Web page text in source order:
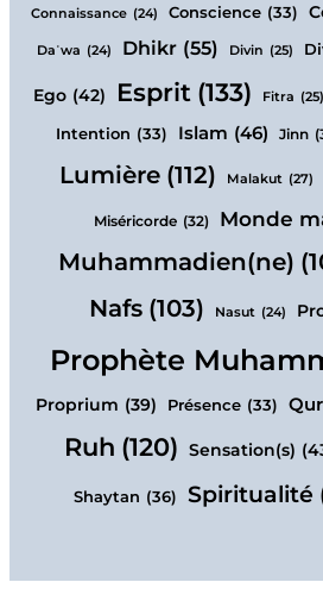
Connaissance (24) Conscience (33)
Daʿwa (24) Dhikr (55) Divin (25)
Ego (42) Esprit (133) Fitra (25)
Intention (33) Islam (46) Jinn
Lumière (112) Malakut (27)
Miséricorde (32) Monde
Muhammadien(ne)
Nafs (103) Nasut (24)
Proprium (39) Présence (33)
Ruh (120) Sensation(s)
Shaytan (36) Spiritualité